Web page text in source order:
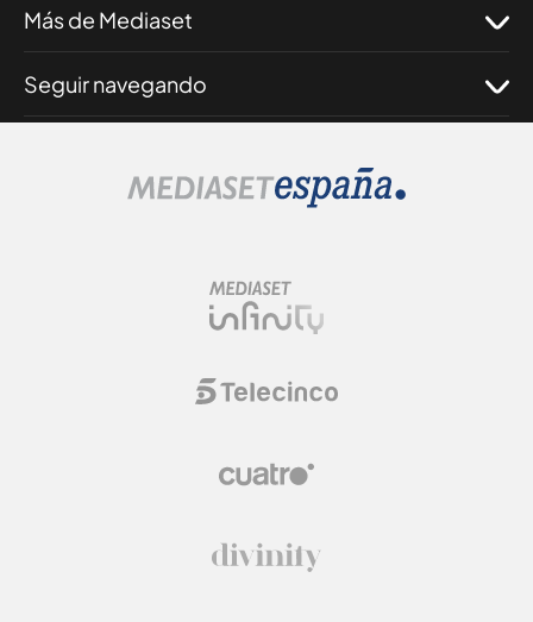
Más de Mediaset
Seguir navegando